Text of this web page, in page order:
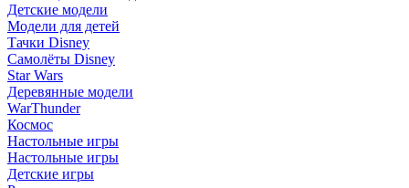
Детские модели
Модели для детей
Тачки Disney
Самолёты Disney
Star Wars
Деревянные модели
WarThunder
Космос
Настольные игры
Настольные игры
Детские игры